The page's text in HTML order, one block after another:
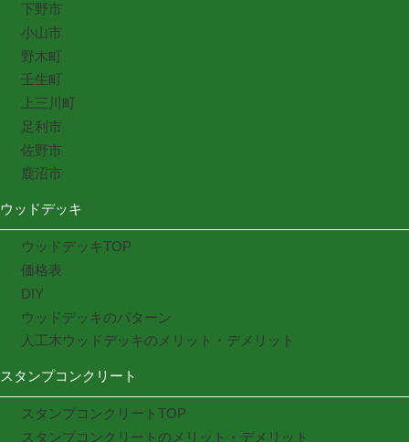
下野市
小山市
野木町
壬生町
上三川町
足利市
佐野市
鹿沼市
ウッドデッキ
ウッドデッキTOP
価格表
DIY
ウッドデッキのパターン
人工木ウッドデッキのメリット・デメリット
スタンプコンクリート
スタンプコンクリートTOP
スタンプコンクリートのメリット・デメリット